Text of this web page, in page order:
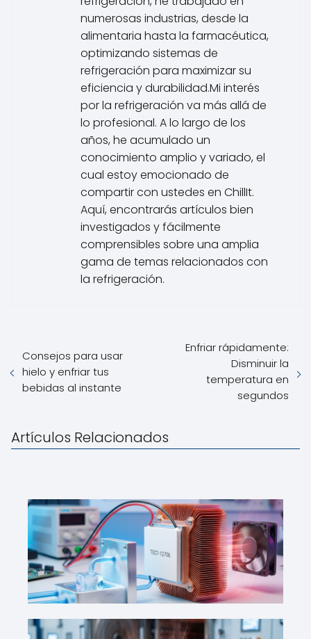
numerosas industrias, desde la
alimentaria hasta la farmacéutica,
optimizando sistemas de
refrigeración para maximizar su
eficiencia y durabilidad.Mi interés
por la refrigeración va más allá de
lo profesional. A lo largo de los
años, he acumulado un
conocimiento amplio y variado, el
cual estoy emocionado de
compartir con ustedes en ChillIt.
Aquí, encontrarás artículos bien
investigados y fácilmente
comprensibles sobre una amplia
gama de temas relacionados con
la refrigeración.
Consejos para usar
hielo y enfriar tus
bebidas al instante
Enfriar rápidamente:
Disminuir la
temperatura en
segundos
Artículos Relacionados